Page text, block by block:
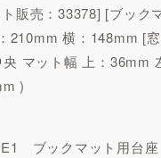
販売：33378] [ブック
210mm 横：148mm [
マット幅 上：36mm
)
ブックマット用台